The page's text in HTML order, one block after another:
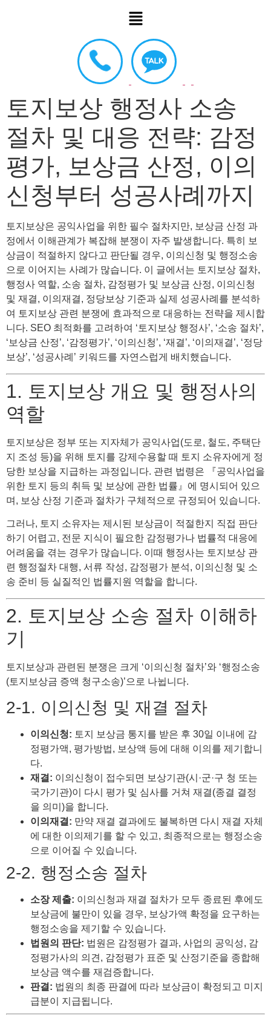
토지보상 행정사 소송
절차 및 대응 전략: 감정
평가, 보상금 산정, 이의
신청부터 성공사례까지
토지보상은 공익사업을 위한 필수 절차지만, 보상금 산정 과
정에서 이해관계가 복잡해 분쟁이 자주 발생합니다. 특히 보
상금이 적절하지 않다고 판단될 경우, 이의신청 및 행정소송
으로 이어지는 사례가 많습니다. 이 글에서는 토지보상 절차,
행정사 역할, 소송 절차, 감정평가 및 보상금 산정, 이의신청
및 재결, 이의재결, 정당보상 기준과 실제 성공사례를 분석하
여 토지보상 관련 분쟁에 효과적으로 대응하는 전략을 제시합
니다. SEO 최적화를 고려하여 ‘토지보상 행정사’, ‘소송 절차’,
‘보상금 산정’, ‘감정평가’, ‘이의신청’, ‘재결’, ‘이의재결’, ‘정당
보상’, ‘성공사례’ 키워드를 자연스럽게 배치했습니다.
1. 토지보상 개요 및 행정사의
역할
토지보상은 정부 또는 지자체가 공익사업(도로, 철도, 주택단
지 조성 등)을 위해 토지를 강제수용할 때 토지 소유자에게 정
당한 보상을 지급하는 과정입니다. 관련 법령은 『공익사업을
위한 토지 등의 취득 및 보상에 관한 법률』에 명시되어 있으
며, 보상 산정 기준과 절차가 구체적으로 규정되어 있습니다.
그러나, 토지 소유자는 제시된 보상금이 적절한지 직접 판단
하기 어렵고, 전문 지식이 필요한 감정평가나 법률적 대응에
어려움을 겪는 경우가 많습니다. 이때 행정사는 토지보상 관
련 행정절차 대행, 서류 작성, 감정평가 분석, 이의신청 및 소
송 준비 등 실질적인 법률지원 역할을 합니다.
2. 토지보상 소송 절차 이해하
기
토지보상과 관련된 분쟁은 크게 ‘이의신청 절차’와 ‘행정소송
(토지보상금 증액 청구소송)’으로 나뉩니다.
2-1. 이의신청 및 재결 절차
이의신청: 토지 보상금 통지를 받은 후 30일 이내에 감
정평가액, 평가방법, 보상액 등에 대해 이의를 제기합니
다.
재결: 이의신청이 접수되면 보상기관(시·군·구 청 또는
국가기관)이 다시 평가 및 심사를 거쳐 재결(종결 결정
을 의미)을 합니다.
이의재결: 만약 재결 결과에도 불복하면 다시 재결 자체
에 대한 이의제기를 할 수 있고, 최종적으로는 행정소송
으로 이어질 수 있습니다.
2-2. 행정소송 절차
소장 제출: 이의신청과 재결 절차가 모두 종료된 후에도
보상금에 불만이 있을 경우, 보상가액 확정을 요구하는
행정소송을 제기할 수 있습니다.
법원의 판단: 법원은 감정평가 결과, 사업의 공익성, 감
정평가사의 의견, 감정평가 표준 및 산정기준을 종합해
보상금 액수를 재검증합니다.
판결: 법원의 최종 판결에 따라 보상금이 확정되고 미지
급분이 지급됩니다.